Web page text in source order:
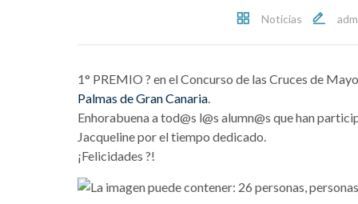
Noticias
1° PREMIO ? en el Concurso de las Cruces de
Palmas de Gran Canaria.
Enhorabuena a tod@s l@s alumn@s que han
Jacqueline por el tiempo dedicado.
¡Felicidades ?!